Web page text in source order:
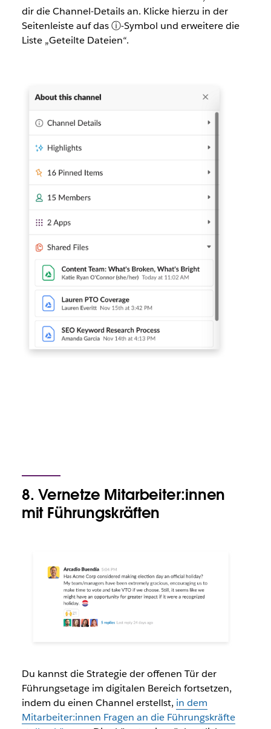
dir die Channel-Details an. Klicke hierzu in der
Seitenleiste auf das ⓘ-Symbol und erweitere die
Liste „Geteilte Dateien“.
8. Vernetze Mitarbeiter:innen
mit Führungskräften
Du kannst die Strategie der offenen Tür der
Führungsetage im digitalen Bereich fortsetzen,
indem du einen Channel erstellst, in dem
Mitarbeiter:innen Fragen an die Führungskräfte